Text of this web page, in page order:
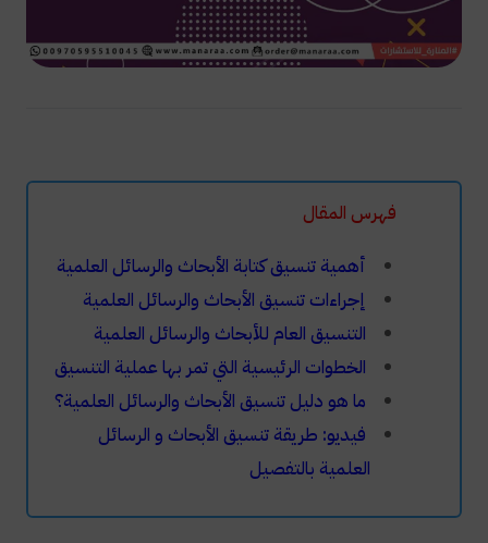
فهرس المقال
أهمية تنسيق كتابة الأبحاث والرسائل العلمية
إجراءات تنسيق الأبحاث والرسائل العلمية
التنسيق العام للأبحاث والرسائل العلمية
الخطوات الرئيسية التي تمر بها عملية التنسيق
ما هو دليل تنسيق الأبحاث والرسائل العلمية؟
فيديو: طريقة تنسيق الأبحاث و الرسائل
العلمية بالتفصيل